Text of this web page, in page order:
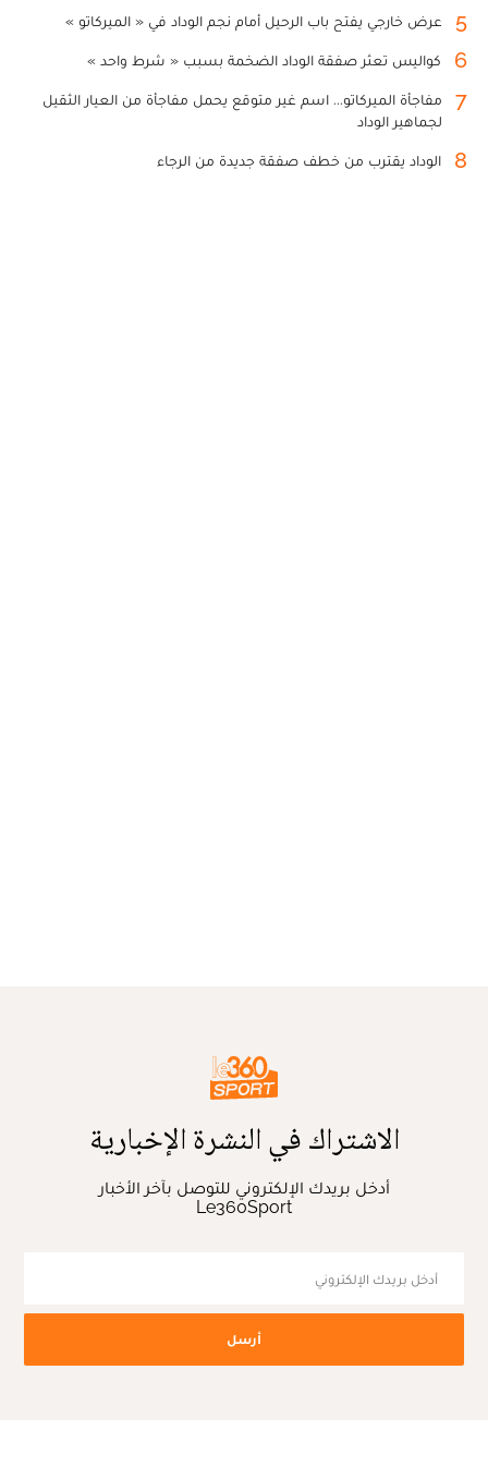
5 عرض خارجي يفتح باب الرحيل أمام نجم الوداد في « الميركاتو »
6 كواليس تعثر صفقة الوداد الضخمة بسبب « شرط واحد »
7
مفاجأة الميركاتو... اسم غير متوقع يحمل مفاجأة من العيار الثقيل
لجماهير الوداد
8 الوداد يقترب من خطف صفقة جديدة من الرجاء
الاشتراك في النشرة الإخبارية
أدخل بريدك الإلكتروني للتوصل بآخر الأخبار
Le360Sport
أرسل